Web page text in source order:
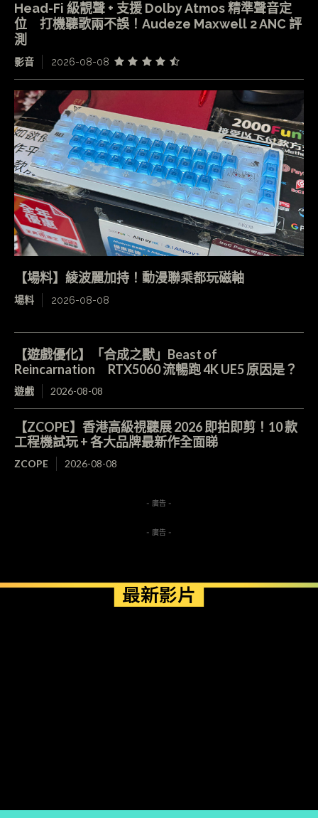
Head-Fi 級靚聲 + 支援 Dolby Atmos 精準聲音定
位 打機聽歌兩不誤！Audeze Maxwell 2 ANC 評
測
影音 2026-08-08
【場料】綾波麗加持！動漫聯乘都玩磁軸
場料 2026-08-08
【遊戲優化】「合成之獸」Beast of
Reincarnation RTX5060 流暢跑 4K UE5 原因是？
遊戲 2026-08-08
【ZCOPE】香港高級視聽展 2026 即拍即剪！10 款
工程機試玩 + 各大品牌最新作全面睇
ZCOPE 2026-08-08
- 廣告 -
- 廣告 -
最新影片